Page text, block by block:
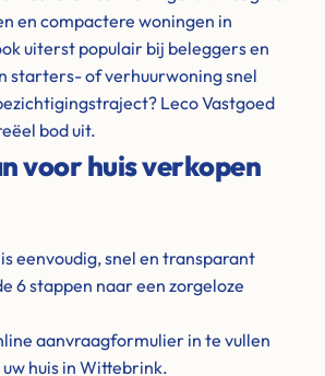
en compactere woningen in
uiterst populair bij beleggers en
starters- of verhuurwoning snel
Leco Vastgoed
bod uit.
voor huis verkopen
eenvoudig, snel en transparant
6 stappen naar een zorgeloze
aanvraagformulier in te vullen
huis in Wittebrink.